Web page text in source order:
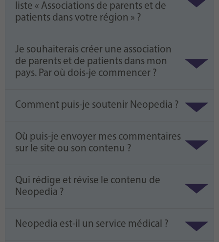
liste « Associations de parents et de
patients dans votre région » ?
Je souhaiterais créer une association
de parents et de patients dans mon
pays. Par où dois-je commencer ?
Comment puis-je soutenir Neopedia ?
Où puis-je envoyer mes commentaires
sur le site ou son contenu ?
Qui rédige et révise le contenu de
Neopedia ?
Neopedia est-il un service médical ?